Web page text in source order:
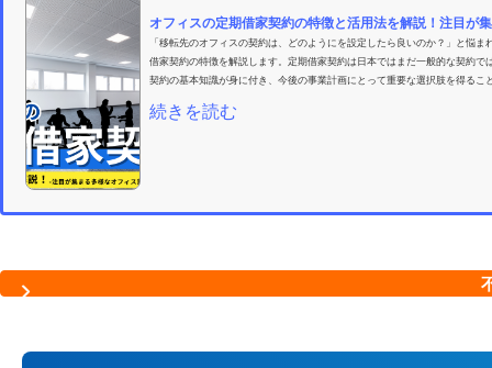
オフィスの定期借家契約の特徴と活用法を解説！注目が
「移転先のオフィスの契約は、どのようにを設定したら良いのか？」と悩
借家契約の特徴を解説します。定期借家契約は日本ではまだ一般的な契約
契約の基本知識が身に付き、今後の事業計画にとって重要な選択肢を得る
続きを読む